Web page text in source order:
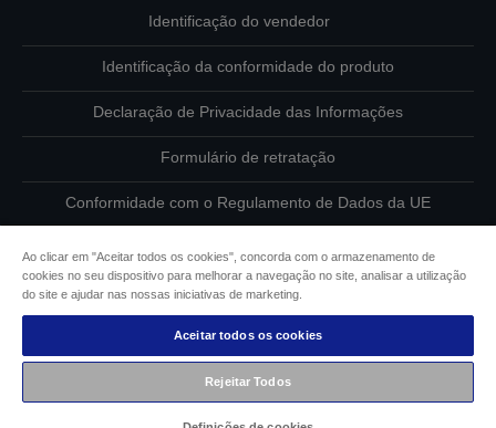
Identificação do vendedor
Identificação da conformidade do produto
Declaração de Privacidade das Informações
Formulário de retratação
Conformidade com o Regulamento de Dados da UE
Informações sobre cookies
Compromisso da Epson para com a acessibilidade
Copyright © 2026 Seiko Epson
Ao clicar em "Aceitar todos os cookies", concorda com o armazenamento de
cookies no seu dispositivo para melhorar a navegação no site, analisar a utilização
do site e ajudar nas nossas iniciativas de marketing.
Aceitar todos os cookies
Rejeitar Todos